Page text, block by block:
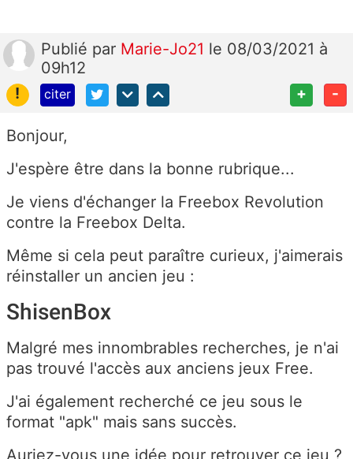
Publié par Marie-Jo21 le 08/03/2021 à
09h12
!
citer + -
Bonjour,
J'espère être dans la bonne rubrique...
Je viens d'échanger la Freebox Revolution
contre la Freebox Delta.
Même si cela peut paraître curieux, j'aimerais
réinstaller un ancien jeu :
ShisenBox
Malgré mes innombrables recherches, je n'ai
pas trouvé l'accès aux anciens jeux Free.
J'ai également recherché ce jeu sous le
format "apk" mais sans succès.
Auriez-vous une idée pour retrouver ce jeu ?